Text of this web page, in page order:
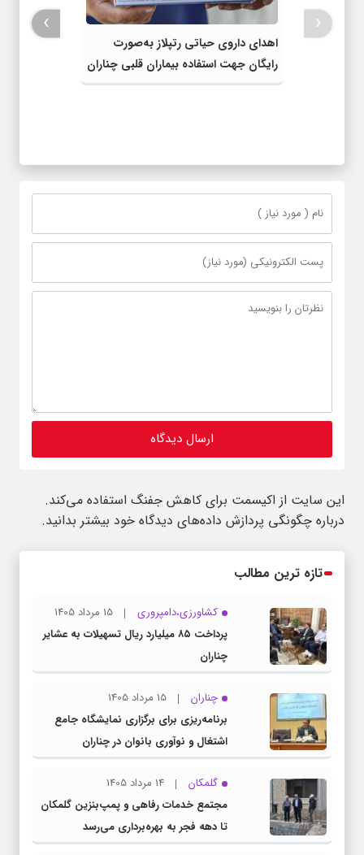
اهدای داروی حیاتی رتپلاز به‌صورت
رایگان جهت استفاده بیماران قلبی چناران
‹
›
این سایت از اکیسمت برای کاهش جفنگ استفاده می‌کند.
درباره چگونگی پردازش داده‌های دیدگاه خود بیشتر بدانید.
تازه ترین مطالب
کشاورزی،دامپروری
15 مرداد 1405
پرداخت ۸۵ میلیارد ریال تسهیلات به عشایر
چناران
چناران
15 مرداد 1405
برنامه‌ریزی برای برگزاری نمایشگاه جامع
اشتغال و نوآوری بانوان در چناران
گلمکان
14 مرداد 1405
مجتمع خدمات رفاهی و پمپ‌بنزین گلمکان
تا دهه فجر به بهره‌برداری می‌رسد